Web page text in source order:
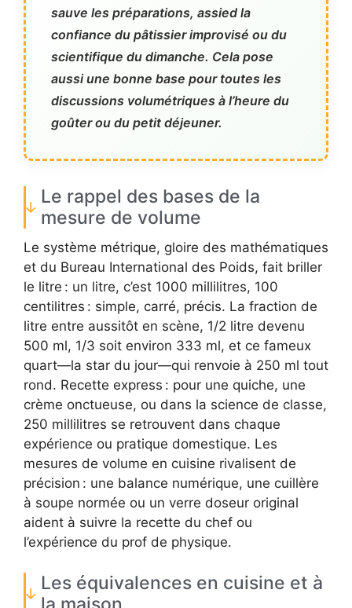
sauve les préparations, assied la
confiance du pâtissier improvisé ou du
scientifique du dimanche. Cela pose
aussi une bonne base pour toutes les
discussions volumétriques à l’heure du
goûter ou du petit déjeuner.
Le rappel des bases de la
mesure de volume
Le système métrique, gloire des mathématiques
et du Bureau International des Poids, fait briller
le litre : un litre, c’est 1000 millilitres, 100
centilitres : simple, carré, précis. La fraction de
litre entre aussitôt en scène, 1/2 litre devenu
500 ml, 1/3 soit environ 333 ml, et ce fameux
quart—la star du jour—qui renvoie à 250 ml tout
rond. Recette express : pour une quiche, une
crème onctueuse, ou dans la science de classe,
250 millilitres se retrouvent dans chaque
expérience ou pratique domestique. Les
mesures de volume en cuisine rivalisent de
précision : une balance numérique, une cuillère
à soupe normée ou un verre doseur original
aident à suivre la recette du chef ou
l’expérience du prof de physique.
Les équivalences en cuisine et à